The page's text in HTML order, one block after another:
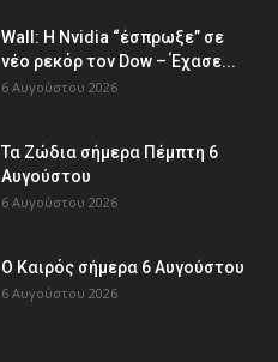
Wall: Η Nvidia “έσπρωξε” σε
νέο ρεκόρ τον Dow – Έχασε...
6 Αυγούστου 2026
Τα Ζώδια σήμερα Πέμπτη 6
Αυγούστου
6 Αυγούστου 2026
Ο Καιρός σήμερα 6 Αυγούστου
6 Αυγούστου 2026